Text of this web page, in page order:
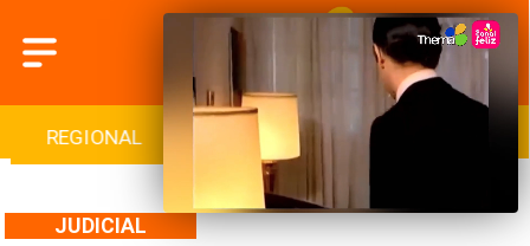
INTERNACIONAL DEPORTES
JUDICIAL